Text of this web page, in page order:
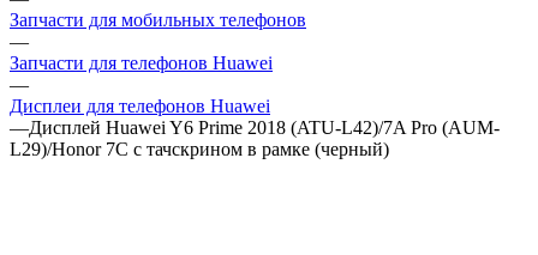
Запчасти для мобильных телефонов
—
Запчасти для телефонов Huawei
—
Дисплеи для телефонов Huawei
—Дисплей Huawei Y6 Prime 2018 (ATU-L42)/7A Pro (AUM-
L29)/Honor 7C c тачскрином в рамке (черный)